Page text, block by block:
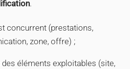
.
concurrent (prestations,
zone, offre) ;
éléments exploitables (site,